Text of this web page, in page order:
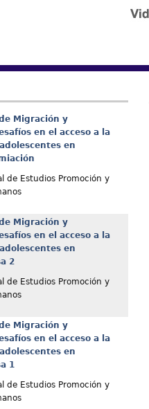
Migración y
en el acceso a la
en
de Estudios Promoción y
Migración y
en el acceso a la
en
2
de Estudios Promoción y
Migración y
en el acceso a la
en
1
de Estudios Promoción y